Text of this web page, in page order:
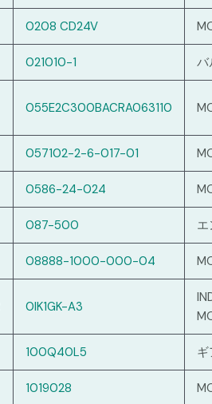
0208 CD24V
021010-1 バ
055E2C300BACRA063110
057102-2-6-017-01
0586-24-024
087-500
08888-1000-000-04
0IK1GK-A3
100Q40L5 ギ
1019028